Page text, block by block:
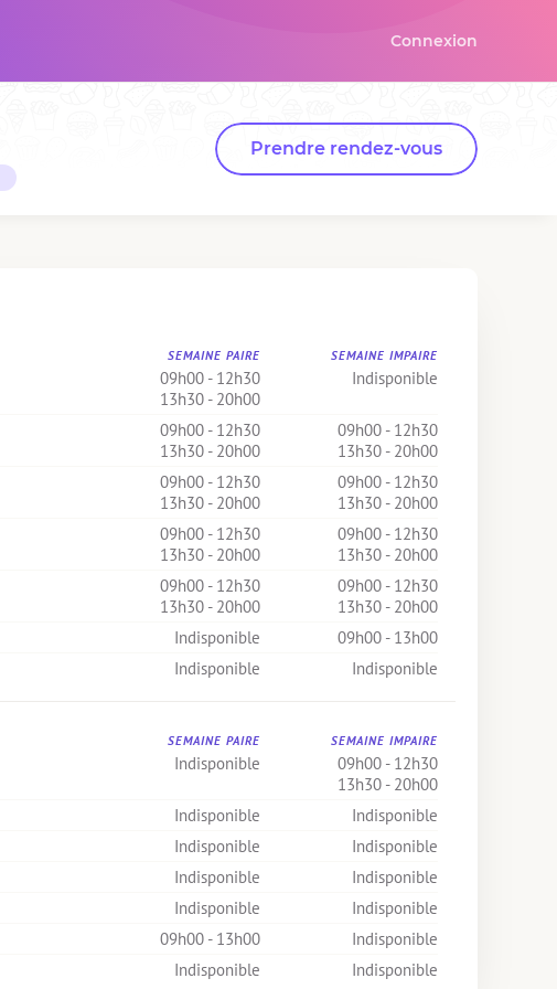
Connexion
Prendre rendez-vous
SEMAINE PAIRE SEMAINE IMPAIRE
09h00 - 12h30
13h30 - 20h00
Indisponible
09h00 - 12h30
13h30 - 20h00
09h00 - 12h30
13h30 - 20h00
09h00 - 12h30
13h30 - 20h00
09h00 - 12h30
13h30 - 20h00
09h00 - 12h30
13h30 - 20h00
09h00 - 12h30
13h30 - 20h00
09h00 - 12h30
13h30 - 20h00
09h00 - 12h30
13h30 - 20h00
Indisponible
09h00 - 13h00
Indisponible Indisponible
SEMAINE PAIRE SEMAINE IMPAIRE
Indisponible
09h00 - 12h30
13h30 - 20h00
Indisponible
Indisponible
Indisponible
Indisponible
Indisponible
Indisponible
Indisponible
Indisponible
09h00 - 13h00
Indisponible
Indisponible Indisponible